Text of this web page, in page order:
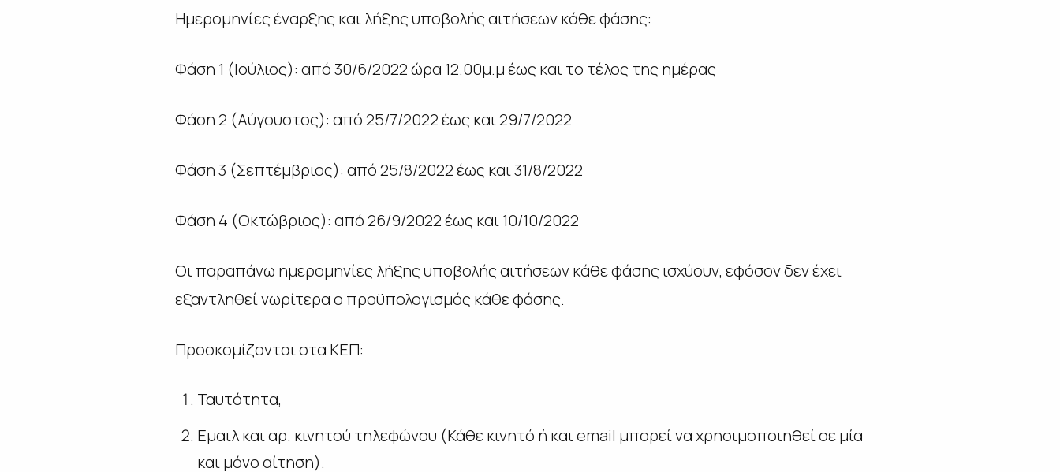
Ημερομηνίες έναρξης και λήξης υποβολής αιτήσεων κάθε φάσης:
Φάση 1 (Ιούλιος): από 30/6/2022 ώρα 12.00μ.μ έως και το τέλος της ημέρας
Φάση 2 (Αύγουστος): από 25/7/2022 έως και 29/7/2022
Φάση 3 (Σεπτέμβριος): από 25/8/2022 έως και 31/8/2022
Φάση 4 (Οκτώβριος): από 26/9/2022 έως και 10/10/2022
Οι παραπάνω ημερομηνίες λήξης υποβολής αιτήσεων κάθε φάσης ισχύουν, εφόσον δεν έχει
εξαντληθεί νωρίτερα ο προϋπολογισμός κάθε φάσης.
Προσκομίζονται στα ΚΕΠ:
Ταυτότητα,
Εμαιλ και αρ. κινητού τηλεφώνου (Κάθε κινητό ή καιemail μπορεί να χρησιμοποιηθεί σε μία
και μόνο αίτηση).